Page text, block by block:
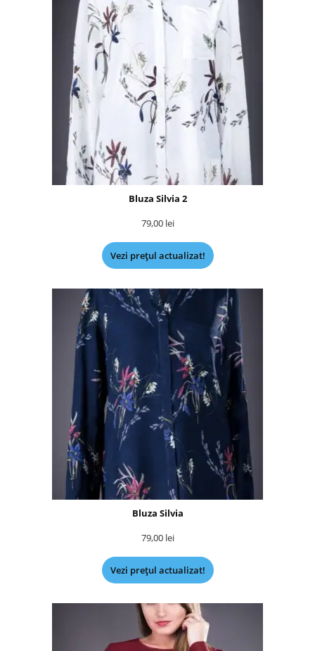
Bluza Silvia 2
79,00 lei
Vezi prețul actualizat!
Bluza Silvia
79,00 lei
Vezi prețul actualizat!